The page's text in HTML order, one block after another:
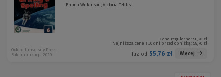
Emma Wilkinson, Victoria Tebbs
Cena regularna: 58,70 zł
Najniższa cena z 30 dni przed obniżką: 58,70 zł
Już od: 55,76 zł Więcej
Oxford University Press
Rok publikacji: 2020